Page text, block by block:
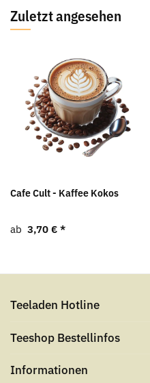
Zuletzt angesehen
Cafe Cult - Kaffee Kokos
ab 3,70 € *
Teeladen Hotline
Teeshop Bestellinfos
Informationen